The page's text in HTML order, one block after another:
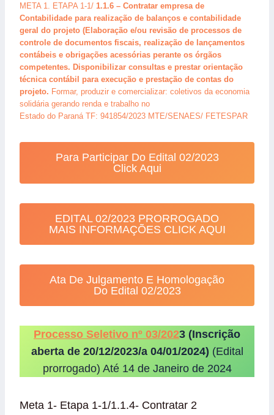
META 1. ETAPA 1-1/ 1.1.6 – Contratar empresa de
Contabilidade para realização de balanços e contabilidade
geral do projeto (Elaboração e/ou revisão de processos de
controle de documentos fiscais, realização de lançamentos
contábeis e obrigações acessórias perante os órgãos
competentes. Disponibilizar consultas e prestar orientação
técnica contábil para execução e prestação de contas do
projeto. Formar, produzir e comercializar: coletivos da economia
solidária gerando renda e trabalho no
Estado do Paraná TF: 941854/2023 MTE/SENAES/ FETESPAR
Para Participar Do Edital 02/2023
Click Aqui
EDITAL 02/2023 PRORROGADO
MAIS INFORMAÇÕES CLICK AQUI
Ata De Julgamento E Homologação
Do Edital 02/2023
Processo Seletivo nº 03/2023 (Inscrição
aberta de 20/12/2023/a 04/01/2024) (Edital
prorrogado) Até 14 de Janeiro de 2024
Meta 1- Etapa 1-1/1.1.4- Contratar 2